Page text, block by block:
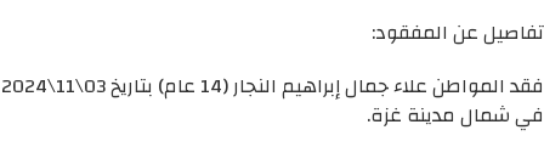
تفاصيل عن المفقود:
فقد المواطن علاء جمال إبراهيم النجار (14 عام) بتاريخ 03\11\2024
في شمال مدينة غزة.